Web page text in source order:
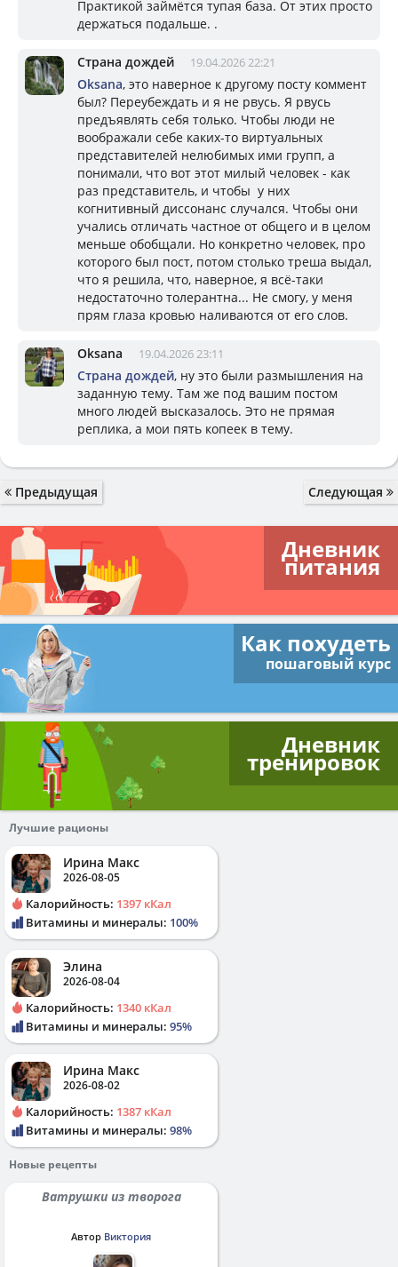
Практикой займётся тупая база. От этих просто
держаться подальше. .
Страна дождей 19.04.2026 22:21
Oksana, это наверное к другому посту коммент
был? Переубеждать и я не рвусь. Я рвусь
предъявлять себя только. Чтобы люди не
воображали себе каких-то виртуальных
представителей нелюбимых ими групп, а
понимали, что вот этот милый человек - как
раз представитель, и чтобы у них
когнитивный диссонанс случался. Чтобы они
учались отличать частное от общего и в целом
меньше обобщали. Но конкретно человек, про
которого был пост, потом столько треша выдал,
что я решила, что, наверное, я всё-таки
недостаточно толерантна... Не смогу, у меня
прям глаза кровью наливаются от его слов.
Oksana 19.04.2026 23:11
Страна дождей, ну это были размышления на
заданную тему. Там же под вашим постом
много людей высказалось. Это не прямая
реплика, а мои пять копеек в тему.
Предыдущая Следующая
Дневник
питания
Как похудеть
пошаговый курс
Дневник
тренировок
Лучшие рационы
Ирина Макс
2026-08-05
Калорийность: 1397 кКал
Витамины и минералы: 100%
Элина
2026-08-04
Калорийность: 1340 кКал
Витамины и минералы: 95%
Ирина Макс
2026-08-02
Калорийность: 1387 кКал
Витамины и минералы: 98%
Новые рецепты
Ватрушки из творога
Автор Виктория